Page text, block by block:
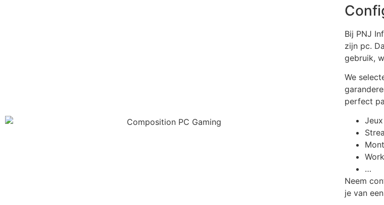
Bij PNJ
zijn pc.
gebruik,
We
perfect
…
Neem
je van